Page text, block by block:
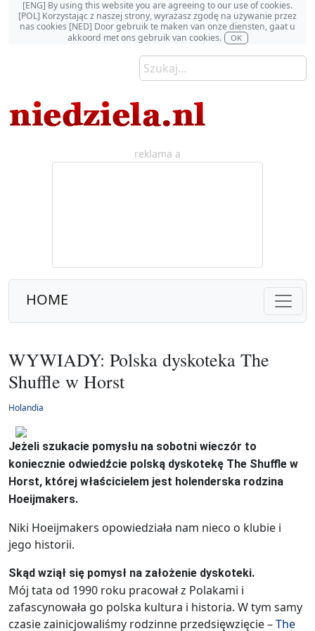
[ENG] By using this website you are agreeing to our use of cookies.
[POL] Korzystając z naszej strony, wyrażasz zgodę na używanie przez
nas cookies [NED] Door gebruik te maken van onze diensten, gaat u
akkoord met ons gebruik van cookies.
OK
reklama a
HOME
WYWIADY: Polska dyskoteka The
Shuffle w Horst
Holandia
Jeżeli szukacie pomysłu na sobotni wieczór to
koniecznie odwiedźcie polską dyskotekę The Shuffle w
Horst, której właścicielem jest holenderska rodzina
Hoeijmakers.
Niki Hoeijmakers opowiedziała nam nieco o klubie i
jego historii.
Skąd wziął się pomysł na założenie dyskoteki.
Mój tata od 1990 roku pracował z Polakami i
zafascynowała go polska kultura i historia. W tym samy
czasie zainicjowaliśmy rodzinne przedsięwzięcie –The